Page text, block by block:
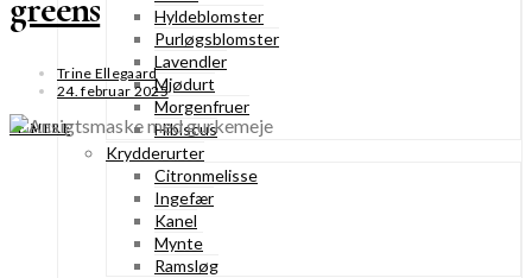
Hyldeblomster
Purløgsblomster
Lavendler
Mjødurt
Morgenfruer
Hibiscus
Krydderurter
Citronmelisse
Ingefær
Kanel
Mynte
Ramsløg
greens
Trine Ellegaard
24. februar 2025
SE MERE